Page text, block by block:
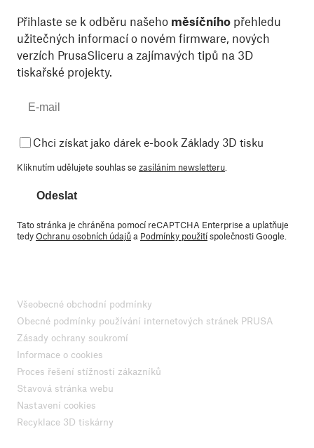
Přihlaste se k odběru našeho měsíčního přehledu
užitečných informací o novém firmware, nových
verzích PrusaSliceru a zajímavých tipů na 3D
tiskařské projekty.
Chci získat jako dárek e-book Základy 3D tisku
Kliknutím udělujete souhlas se zasíláním newsletteru.
Odeslat
Tato stránka je chráněna pomocí reCAPTCHA Enterprise a uplatňuje
tedyOchranu osobních údajůa Podmínky použitíspolečnosti Google.
Všeobecné obchodní podmínky
Obecné podmínky používání internetových stránek PRUSA
Zásady ochrany soukromí
Informace o cookies
Proces řešení stížností zákazníků
Stavová stránka webu
Nastavení cookies
Recyklace 3D tiskárny